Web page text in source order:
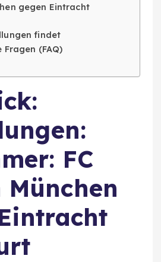
gegen Eintracht
findet
(FAQ)
FC
München